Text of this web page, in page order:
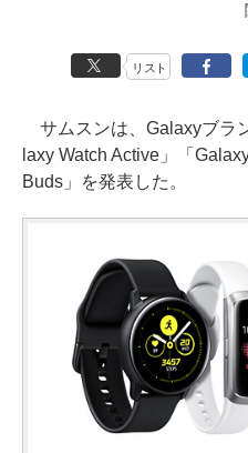
リスト
サムスンは、Galaxyブラ
laxy Watch Active」「
Buds」を発表した。